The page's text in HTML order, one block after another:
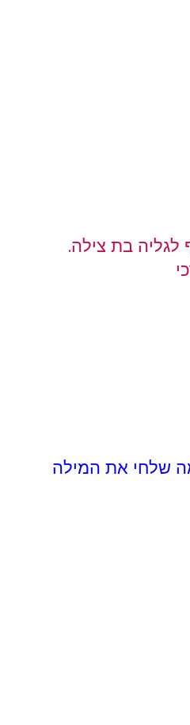
לגליה בת צילה.
שלחי את המילה